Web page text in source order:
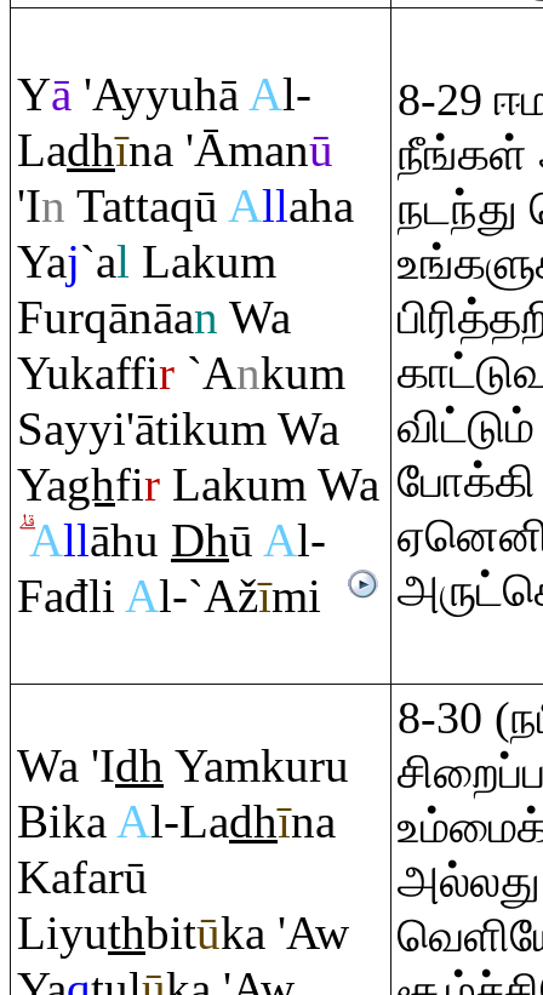
Yā 'AyyuhāAl-
Ladhīna 'Āmanū
'In Tattaqū Allaha
Yaj`al Lakum
Furqānāan Wa
Yukaffir `Ankum
Sayyi'ātikum Wa
Yaghfir Lakum Wa
Allāhu Dhū Al-
Fađli Al-`Ažīmi
8-29
நீங்கள்
Wa 'Idh Yamkuru
BikaAl-Ladhīna
Kafarū
Liyuthbitūka 'Aw
8-30